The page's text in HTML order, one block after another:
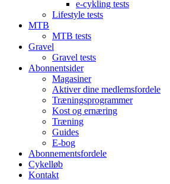
e-cykling tests
Lifestyle tests
MTB
MTB tests
Gravel
Gravel tests
Abonnentsider
Magasiner
Aktiver dine medlemsfordele
Træningsprogrammer
Kost og ernæring
Træning
Guides
E-bog
Abonnementsfordele
Cykelløb
Kontakt